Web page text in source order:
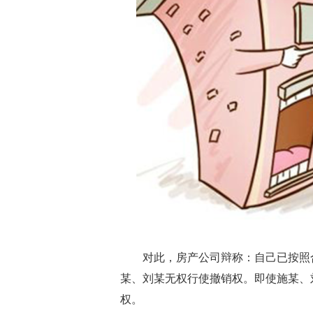
对此，房产公司辩称：自己已按照
某、刘某无权行使撤销权。即使施某
权。